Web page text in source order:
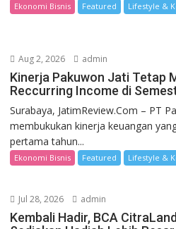
Ekonomi Bisnis Featured Lifestyle &
Aug 2, 2026 admin
Kinerja Pakuwon Jati Tetap
Reccurring Income di
Surabaya, JatimReview.Com – PT
membukukan kinerja keuangan
pertama tahun...
Ekonomi Bisnis Featured Lifestyle &
Jul 28, 2026 admin
Kembali Hadir, BCA